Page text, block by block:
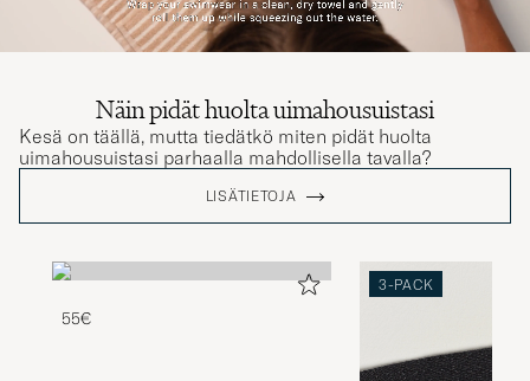
Näin pidät huolta uimahousuistasi
Kesä on täällä, mutta tiedätkö miten pidät huolta
uimahousuistasi parhaalla mahdollisella tavalla?
LISÄTIETOJA
55€
3-PACK